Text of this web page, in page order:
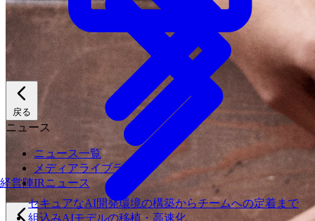
戻る
ニュース
ニュース一覧
メディアライブラリ
IRニュース
経営陣
セキュアなAI開発環境の構築からチームへの定着まで
組込みAIモデルの移植・高速化